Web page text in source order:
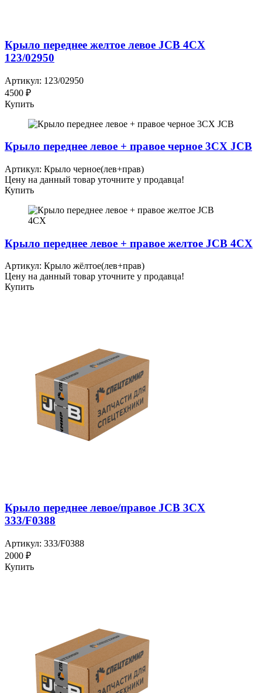
Крыло переднее желтое левое JCB 4CX
123/02950
Артикул: 123/02950
4500 ₽
Купить
Крыло переднее левое + правое черное 3CX JCB
Артикул: Крыло черное(лев+прав)
Цену на данный товар уточните у продавца!
Купить
Крыло переднее левое + правое желтое JCB 4СХ
Артикул: Крыло жёлтое(лев+прав)
Цену на данный товар уточните у продавца!
Купить
Крыло переднее левое/правое JCB 3CX
333/F0388
Артикул: 333/F0388
2000 ₽
Купить